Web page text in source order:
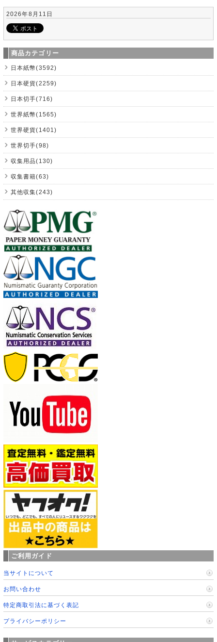
2026年8月11日
商品カテゴリー
日本紙幣(3592)
日本硬貨(2259)
日本切手(716)
世界紙幣(1565)
世界硬貨(1401)
世界切手(98)
収集用品(130)
収集書籍(63)
其他収集(243)
ご利用ガイド
当サイトについて
お問い合わせ
特定商取引法に基づく表記
プライバシーポリシー